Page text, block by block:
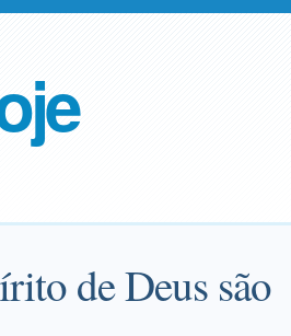
de Deus são